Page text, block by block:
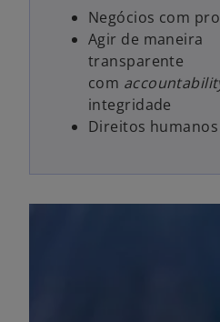
Negócios com
Agir de maneira
transparente
com
integridade
Direitos humanos